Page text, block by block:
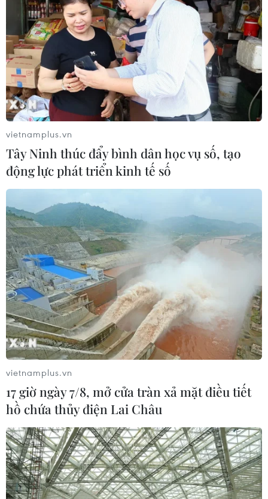
vietnamplus.vn
Tây Ninh thúc đẩy bình dân học vụ số, tạo
động lực phát triển kinh tế số
vietnamplus.vn
17 giờ ngày 7/8, mở cửa tràn xả mặt điều tiết
hồ chứa thủy điện Lai Châu